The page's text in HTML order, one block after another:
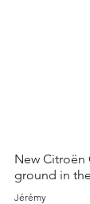
New Citroën
ground in
Jérémy